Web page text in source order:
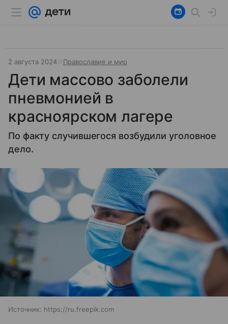
2 августа 2024 Православие и мир
Дети массово заболели
пневмонией в
красноярском лагере
По факту случившегося возбудили уголовное
дело.
Источник: https://ru.freepik.com